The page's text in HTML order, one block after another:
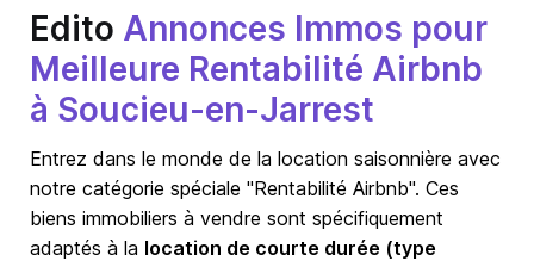
Edito Annonces Immos pour
Meilleure Rentabilité Airbnb
à Soucieu-en-Jarrest
Entrez dans le monde de la location saisonnière avec
notre catégorie spéciale "Rentabilité Airbnb". Ces
biens immobiliers à vendre sont spécifiquement
adaptés à la location de courte durée (type